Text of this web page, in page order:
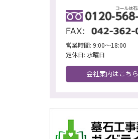
営業時間: 9:00～18:00
定休日: 水曜日
会社案内はこちら